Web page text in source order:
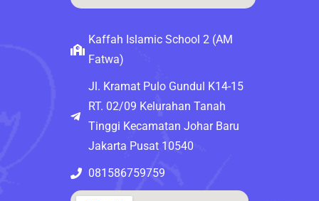
Kaffah Islamic School 2 (AM
Fatwa)
Jl. Kramat Pulo Gundul K14-15
RT. 02/09 Kelurahan Tanah
Tinggi Kecamatan Johar Baru
Jakarta Pusat 10540
081586759759